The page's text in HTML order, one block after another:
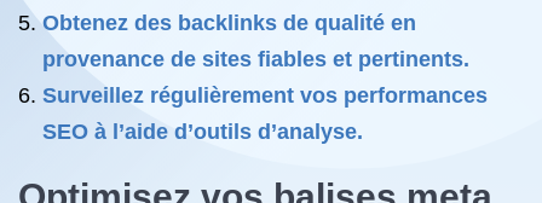
Obtenez des backlinks de qualité en
provenance de sites fiables et pertinents.
Surveillez régulièrement vos performances
SEO à l’aide d’outils d’analyse.